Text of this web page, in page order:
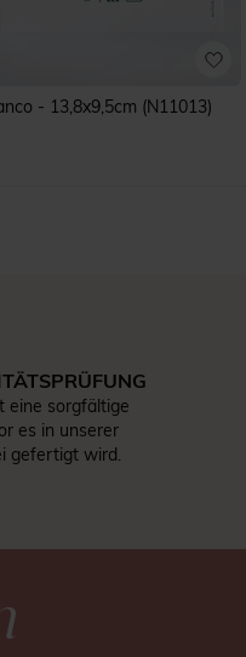
- 13,8x9,5cm (N11013)
unseren
per E-Mail